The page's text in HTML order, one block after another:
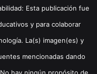
Esta publicación fue
y para colaborar
La(s) imagen(es) y
mencionadas dando
hay ningún propósito de